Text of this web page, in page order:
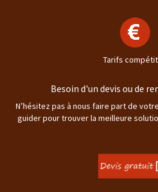
Tarifs
Besoin d'un devis ou de
N’hésitez pas à nous faire part de
guider pour trouver la meilleure